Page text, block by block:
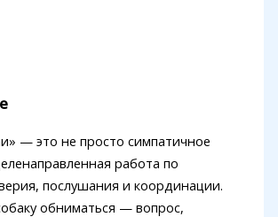
— это не просто симпатичное
работа по
послушания и координации.
обниматься — вопрос,